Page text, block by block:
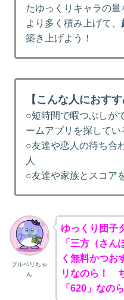
たゆっくりキャラの量
より多く積み上げて、
築き上げよう！
【こんな人におすす
○短時間で暇つぶしが
ームアプリを探してい
○友達や恋人の待ち合
人
○友達や家族とスコア
ブルベリちゃ
ん
ゆっくり団子
「三方（さ
く無料かつお
リなのら！
「620」なの